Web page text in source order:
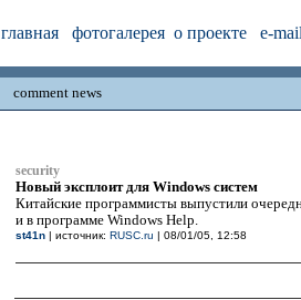
главная фотогалерея о проекте e-mail
comment news
security
Новый эксплоит для Windows систем
Китайские программисты выпустили
и в программе Windows Help.
st41n| источник: RUSC.ru | 08/01/05, 12:58